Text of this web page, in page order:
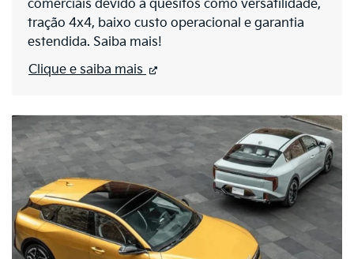
comerciais devido a quesitos como versatilidade,
tração 4x4, baixo custo operacional e garantia
estendida. Saiba mais!
Clique e saiba mais